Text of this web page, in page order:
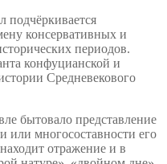
подчёркивается
консервативных и
периодов.
конфуцианской и
Средневекового
бытовало представление
или многосоставности его
отражение и в